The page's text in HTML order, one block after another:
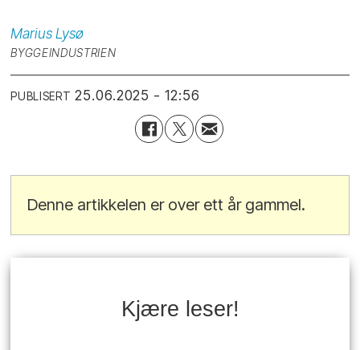
Marius Lysø
BYGGEINDUSTRIEN
PUBLISERT 25.06.2025 - 12:56
Denne artikkelen er over ett år gammel.
Kjære leser!